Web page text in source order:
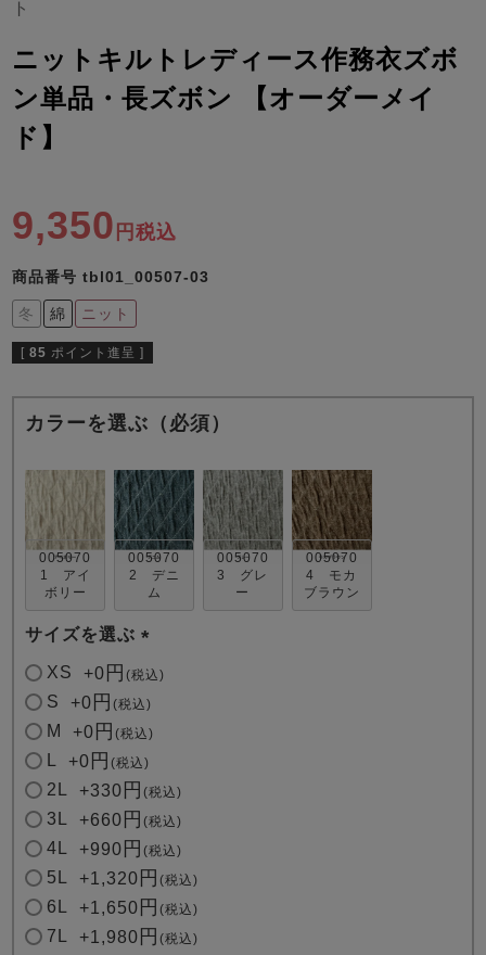
すべての季節のパジャマ一覧はこちら
ガールズ上着
ガールズ
売れ筋ランキング
新着商品
すべてのデザインのパジャマ一覧はこちら
ト
ニットキルトレディース作務衣ズボ
ン単品・長ズボン 【オーダーメイ
ド】
9,350 税込
商品番号 tbl01_00507-03
冬 綿 ニット
[ 85 ポイント進呈 ]
カラーを選ぶ（必須）
005070
1 アイ
ボリー
005070
2 デニ
ム
005070
3 グレ
ー
005070
4 モカ
ブラウン
サイズを選ぶ
(
)
XS +0 税込
S +0 税込
M +0 税込
+0 税込
2L +330 税込
3L +660 税込
4L +990 税込
5L +1,320 税込
6L +1,650 税込
7L +1,980 税込